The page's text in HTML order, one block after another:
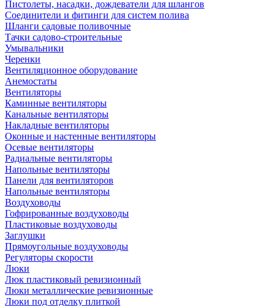
Пистолеты, насадки, дождеватели для шлангов
Соединители и фитинги для систем полива
Шланги садовые поливочные
Тачки садово-строительные
Умывальники
Черенки
Вентиляционное оборудование
Анемостаты
Вентиляторы
Каминные вентиляторы
Канальные вентиляторы
Накладные вентиляторы
Оконные и настенные вентиляторы
Осевые вентиляторы
Радиальные вентиляторы
Напольные вентиляторы
Панели для вентиляторов
Напольные вентиляторы
Воздуховоды
Гофрированные воздуховоды
Пластиковые воздуховоды
Заглушки
Прямоугольные воздуховоды
Регуляторы скорости
Люки
Люк пластиковый ревизионный
Люки металлические ревизионные
Люки под отделку плиткой